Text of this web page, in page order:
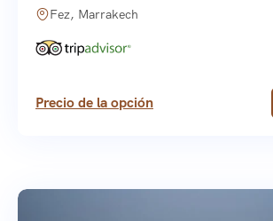
Fez, Marrakech
Precio de la opción